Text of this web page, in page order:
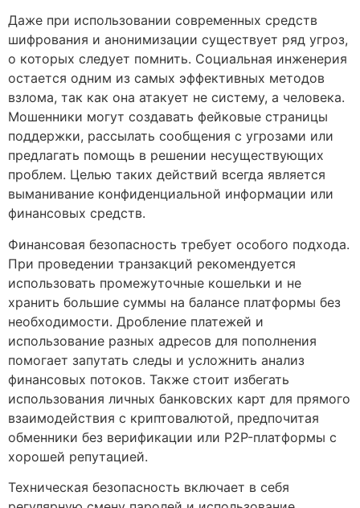
Даже при использовании современных средств
шифрования и анонимизации существует ряд угроз,
о которых следует помнить. Социальная инженерия
остается одним из самых эффективных методов
взлома, так как она атакует не систему, а человека.
Мошенники могут создавать фейковые страницы
поддержки, рассылать сообщения с угрозами или
предлагать помощь в решении несуществующих
проблем. Целью таких действий всегда является
выманивание конфиденциальной информации или
финансовых средств.
Финансовая безопасность требует особого подхода.
При проведении транзакций рекомендуется
использовать промежуточные кошельки и не
хранить большие суммы на балансе платформы без
необходимости. Дробление платежей и
использование разных адресов для пополнения
помогает запутать следы и усложнить анализ
финансовых потоков. Также стоит избегать
использования личных банковских карт для прямого
взаимодействия с криптовалютой, предпочитая
обменники без верификации или P2P-платформы с
хорошей репутацией.
Техническая безопасность включает в себя